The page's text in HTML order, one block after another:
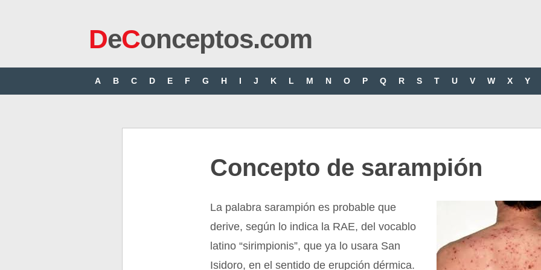
DeConceptos.com
A B C D E F G H I J K L M N O P Q R S T U V W X Y
Concepto de sarampión
La palabra sarampión es probable que
derive, según lo indica la RAE, del vocablo
latino “sirimpionis”, que ya lo usara San
Isidoro, en el sentido de erupción dérmica.